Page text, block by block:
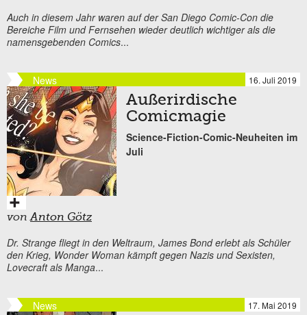
Auch in diesem Jahr waren auf der San Diego Comic-Con die
Bereiche Film und Fernsehen wieder deutlich wichtiger als die
namensgebenden Comics...
News 16. Juli 2019
Außerirdische
Comicmagie
Science-Fiction-Comic-Neuheiten im
Juli
vonAnton Götz
Dr. Strange fliegt in den Weltraum, James Bond erlebt als Schüler
den Krieg, Wonder Woman kämpft gegen Nazis und Sexisten,
Lovecraft als Manga...
News 17. Mai 2019